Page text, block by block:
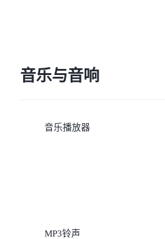
音乐与音响
音乐播放器
MP3铃声